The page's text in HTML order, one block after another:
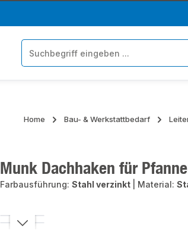
Home Bau- & Werkstattbedarf
Munk Dachhaken für
Farbausführung: Stahl verzinkt Material:
Bildergalerie überspringen